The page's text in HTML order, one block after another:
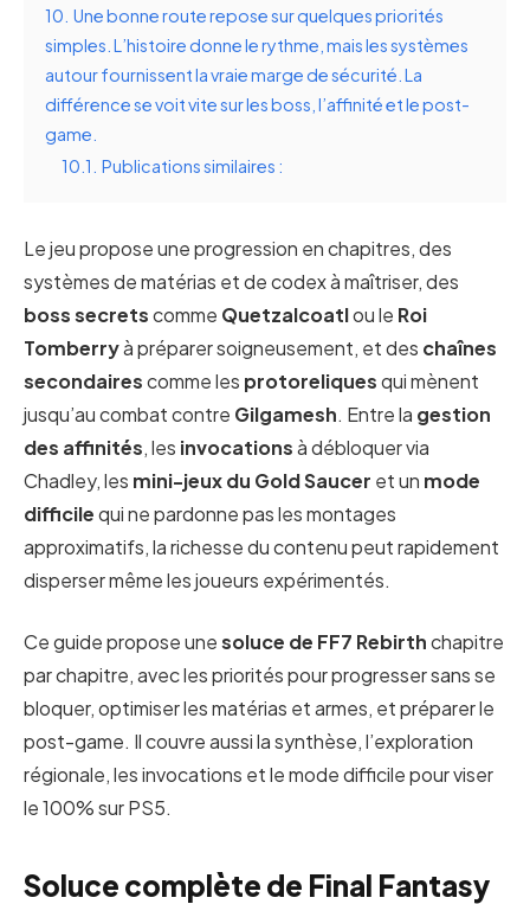
10. Une bonne route repose sur quelques priorités
simples. L’histoire donne le rythme, mais les systèmes
autour fournissent la vraie marge de sécurité. La
différence se voit vite sur les boss, l’affinité et le post-
game.
10.1. Publications similaires :
Le jeu propose une progression en chapitres, des
systèmes de matérias et de codex à maîtriser, des
boss secretscomme Quetzalcoatlou le Roi
Tomberryà préparer soigneusement, et des chaînes
secondairescomme les protoreliquesqui mènent
jusqu’au combat contre Gilgamesh. Entre la gestion
des affinités, les invocationsà débloquer via
Chadley, les mini-jeux du Gold Saucer et un mode
difficilequi ne pardonne pas les montages
approximatifs, la richesse du contenu peut rapidement
disperser même les joueurs expérimentés.
Ce guide propose unesoluce de FF7 Rebirthchapitre
par chapitre, avec les priorités pour progresser sans se
bloquer, optimiser les matérias et armes, et préparer le
post-game. Il couvre aussi la synthèse, l’exploration
régionale, les invocations et le mode difficile pour viser
le 100% sur PS5.
Soluce complète de Final Fantasy